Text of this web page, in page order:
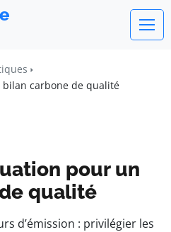
bilan carbone de qualité
pour un
qualité
d’émission : privilégier les